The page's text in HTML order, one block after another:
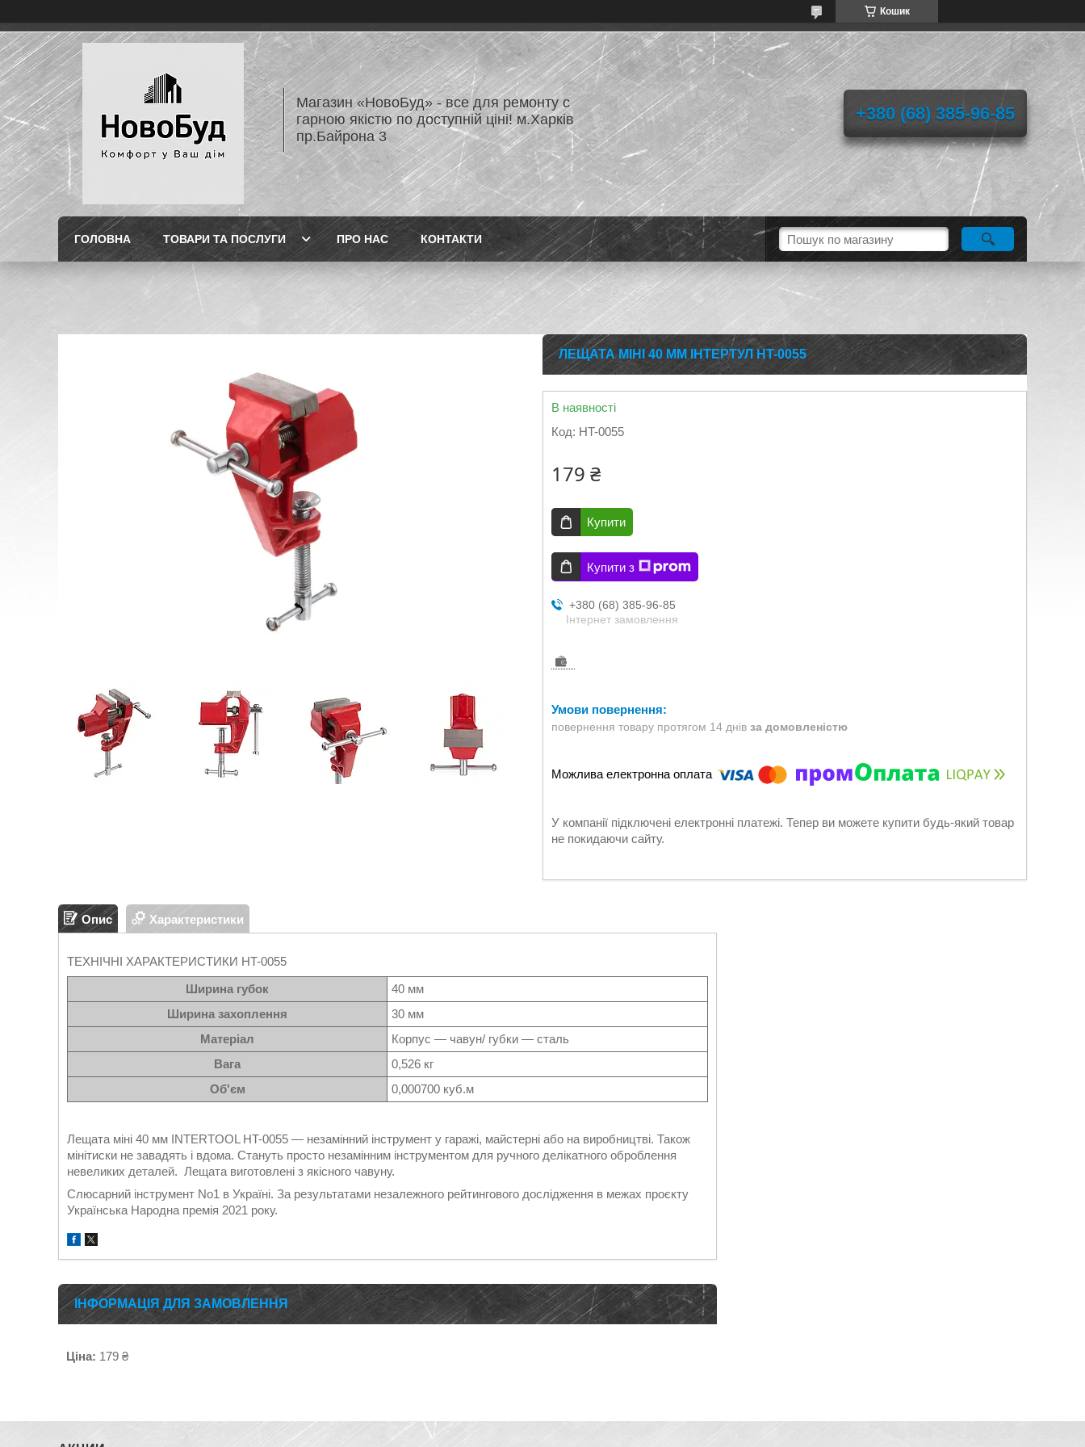
Кошик
Магазин «НовоБуд» - все для ремонту с
гарною якістю по доступній ціні! м.Харків
пр.Байрона 3
+380 (68) 385-96-85
ГОЛОВНА ТОВАРИ ТА ПОСЛУГИ ПРО НАС КОНТАКТИ
ЛЕЩАТА МІНІ 40 ММ ІНТЕРТУЛ HT-0055
В наявності
Код: HT-0055
179 ₴
Купити
Купити з
+380 (68) 385-96-85
Інтернет замовлення
повернення товару протягом 14 днів за домовленістю
У компанії підключені електронні платежі. Тепер ви можете купити будь-який товар
не покидаючи сайту.
Опис Характеристики
ТЕХНІЧНІ ХАРАКТЕРИСТИКИ HT-0055
Ширина губок
40 мм
Ширина захоплення
30 мм
Матеріал
Корпус — чавун/ губки — сталь
Вага
0,526 кг
Об'єм
0,000700 куб.м
Лещата міні 40 мм INTERTOOL HT-0055 — незамінний інструмент у гаражі, майстерні або на виробництві. Також
мінітиски не завадять і вдома. Стануть просто незамінним інструментом для ручного делікатного оброблення
невеликих деталей. Лещата виготовлені з якісного чавуну.
Слюсарний інструмент No1 в Україні. За результатами незалежного рейтингового дослідження в межах проєкту
Українська Народна премія 2021 року.
ІНФОРМАЦІЯ ДЛЯ ЗАМОВЛЕННЯ
Ціна: 179 ₴